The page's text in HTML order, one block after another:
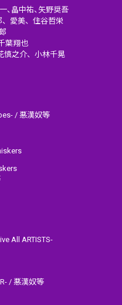
、畠中祐、矢野奨吾
、愛美、住谷哲栄
千葉翔也
慎之介、小林千晃
/ 悪漢奴等
All ARTISTS-
/ 悪漢奴等